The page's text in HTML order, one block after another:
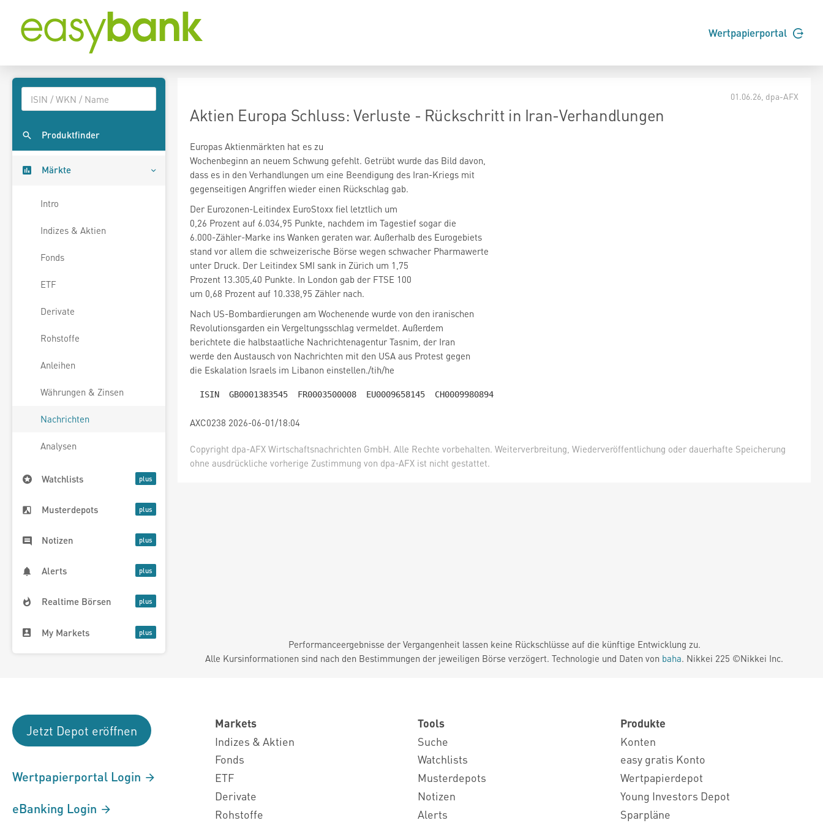
Wertpapierportal
Produktfinder
Märkte
Intro
Indizes & Aktien
Fonds
ETF
Derivate
Rohstoffe
Anleihen
Währungen & Zinsen
Nachrichten
Analysen
Watchlists
Musterdepots
Notizen
Alerts
Realtime Börsen
My Markets
01.06.26 , dpa-AFX
Aktien Europa Schluss: Verluste - Rückschritt in Iran-Verhandlungen
Europas Aktienmärkten hat es zu
Wochenbeginn an neuem Schwung gefehlt. Getrübt wurde das Bild davon,
dass es in den Verhandlungen um eine Beendigung des Iran-Kriegs mit
gegenseitigen Angriffen wieder einen Rückschlag gab.
Der Eurozonen-Leitindex EuroStoxx fiel letztlich um
0,26 Prozent auf 6.034,95 Punkte, nachdem im Tagestief sogar die
6.000-Zähler-Marke ins Wanken geraten war. Außerhalb des Eurogebiets
stand vor allem die schweizerische Börse wegen schwacher Pharmawerte
unter Druck. Der Leitindex SMI sank in Zürich um 1,75
Prozent 13.305,40 Punkte. In London gab der FTSE 100
um 0,68 Prozent auf 10.338,95 Zähler nach.
Nach US-Bombardierungen am Wochenende wurde von den iranischen
Revolutionsgarden ein Vergeltungsschlag vermeldet. Außerdem
berichtete die halbstaatliche Nachrichtenagentur Tasnim, der Iran
werde den Austausch von Nachrichten mit den USA aus Protest gegen
die Eskalation Israels im Libanon einstellen./tih/he
AXC0238 2026-06-01/18:04
Copyright dpa-AFX Wirtschaftsnachrichten GmbH. Alle Rechte vorbehalten. Weiterverbreitung, Wiederveröffentlichung oder dauerhafte Speicherung
ohne ausdrückliche vorherige Zustimmung von dpa-AFX ist nicht gestattet.
Performanceergebnisse der Vergangenheit lassen keine Rückschlüsse auf die künftige Entwicklung zu.
Alle Kursinformationen sind nach den Bestimmungen der jeweiligen Börse verzögert. Technologie und Daten von baha. Nikkei 225 ©Nikkei Inc.
Jetzt Depot eröffnen
Wertpapierportal Login
eBanking Login
Markets
Indizes & Aktien
Fonds
ETF
Derivate
Rohstoffe
Tools
Suche
Watchlists
Musterdepots
Notizen
Alerts
Produkte
Konten
easy gratis Konto
Wertpapierdepot
Young Investors Depot
Sparpläne